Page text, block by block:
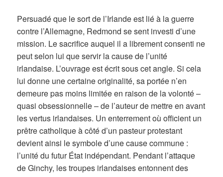
Persuadé que le sort de l’Irlande est lié à la guerre
contre l’Allemagne, Redmond se sent investi d’une
mission. Le sacrifice auquel il a librement consenti ne
peut selon lui que servir la cause de l’unité
irlandaise. L’ouvrage est écrit sous cet angle. Si cela
lui donne une certaine originalité, sa portée n’en
demeure pas moins limitée en raison de la volonté –
quasi obsessionnelle – de l’auteur de mettre en avant
les vertus irlandaises. Un enterrement où officient un
prêtre catholique à côté d’un pasteur protestant
devient ainsi le symbole d’une cause commune :
l’unité du futur État indépendant. Pendant l’attaque
de Ginchy, les troupes irlandaises entonnent des